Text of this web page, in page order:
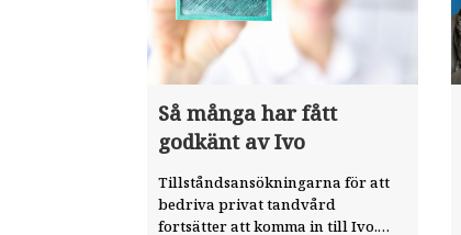
Så många har fått
godkänt av Ivo
Tillståndsansökningarna för att
bedriva privat tandvård
fortsätter att komma in till Ivo.